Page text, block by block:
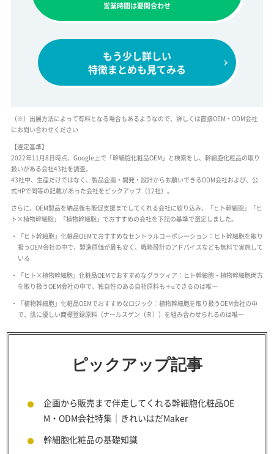
営業時間は要問合わせ
もう少し詳しい
特徴まとめも見てみる
（※）出展方法によって有料となる場合もあるようなので、詳しくは直接OEM・ODM会社
にお問い合わせください
【選定基準】
2022年11月8日時点、Google上で「幹細胞化粧品OEM」と検索をし、幹細胞化粧品の取り
扱いがある会社43社を調査。
43社中、生産だけではなく、製品企画・開発・設計からお願いできるODM会社および、公
式HPで同等の記載があった会社をピックアップ（12社）。
さらに、OEM製品を納品後も販促支援までしてくれる会社に絞り込み、「ヒト幹細胞」「ヒ
ト×植物幹細胞」「植物幹細胞」でおすすめの会社を下記の基準で選定しました。
「ヒト幹細胞」化粧品OEMでおすすめなセントラルコーポレーション：ヒト幹細胞を取り
扱うOEM会社の中で、製造原価が最も安く、戦略設計のアドバイスなども無料で実施して
いる
「ヒト×植物幹細胞」化粧品OEMでおすすめなグラツィア：ヒト幹細胞・植物幹細胞両方
を取り扱うOEM会社の中で、独自性のある自社原料も＋αできるのは唯一
「植物幹細胞」化粧品OEMでおすすめなロジック：植物幹細胞を取り扱うOEM会社の中
で、肌に優しい商標登録原料（ナールスゲン（Ｒ））を組み合わせられるのは唯一
ピックアップ記事
企画から販売まで伴走してくれる幹細胞化粧品OE
M・ODM会社特集｜きれいはだMaker
幹細胞化粧品の基礎知識